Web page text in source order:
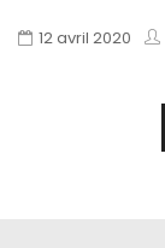
12 avril 2020